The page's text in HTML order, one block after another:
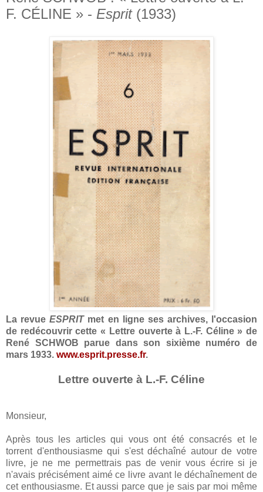
F. CÉLINE » - Esprit(1933)
La revueESPRITmet en ligne ses archives, l'occasion
de redécouvrir cette« Lettre ouverte à L.-F. Céline »de
René SCHWOB parue dans son sixième numéro de
mars 1933. www.esprit.presse.fr.
Lettre ouverte à L.-F. Céline
Monsieur,
Après tous les articles qui vous ont été consacrés et le
torrent d'enthousiasme qui s'est déchaîné autour de votre
livre, je ne me permettrais pas de venir vous écrire si je
n'avais précisément aimé ce livre avant le déchaînement de
cet enthousiasme. Et aussi parce que je sais par moi même